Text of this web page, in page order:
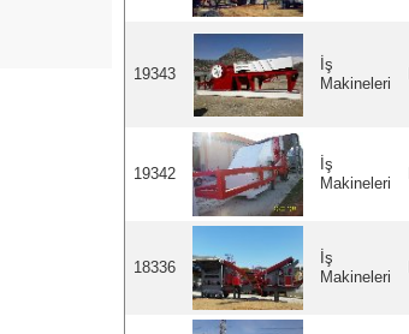
19343
İş
Makineleri
19342
İş
Makineleri
18336
İş
Makineleri